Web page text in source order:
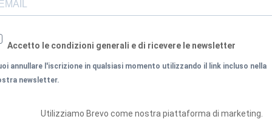
Accetto le condizioni generali e di ricevere le newsletter
annullare l'iscrizione in qualsiasi momento utilizzando il link incluso nella
newsletter.
Utilizziamo Brevo come nostra piattaforma di marketing.